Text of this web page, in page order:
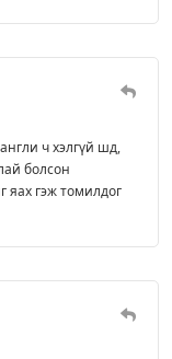
ч хэлгүй шд,
болсон
яах гэж томилдог